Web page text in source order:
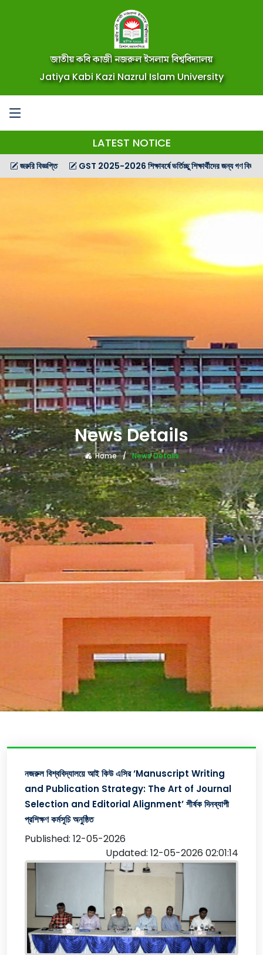
জাতীয় কবি কাজী নজরুল ইসলাম বিশ্ববিদ্যালয়
Jatiya Kabi Kazi Nazrul Islam University
LATEST NOTICE
বিজ্ঞপ্তি GST 2025-2026 শিক্ষাবর্ষে ভর্তিচ্ছু শিক্ষার্থীদের জন্য গণ বিজ্ঞপ্তি
News Details
Home News Details
নজরুল বিশ্ববিদ্যালয়ে আই কিউ এসির ‘Manuscript Writing
and Publication Strategy: The Art of Journal
Selection and Editorial Alignment’ শীর্ষক দিনব্যাপী
প্রশিক্ষণ কর্মসূচি অনুষ্ঠিত
Published: 12-05-2026
Updated: 12-05-2026 02:01:14